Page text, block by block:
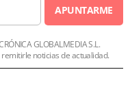
APUNTARME
GLOBALMEDIA S.L.
noticias de actualidad.